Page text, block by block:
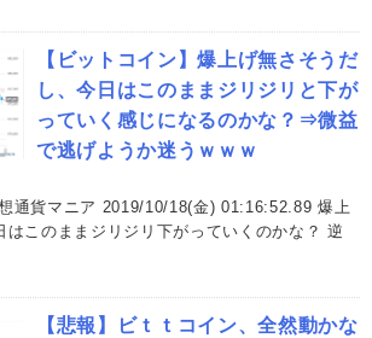
【ビットコイン】爆上げ無さそうだ
し、今日はこのままジリジリと下が
っていく感じになるのかな？⇒微益
で逃げようか迷うｗｗｗ
通貨マニア 2019/10/18(金) 01:16:52.89 爆上
はこのままジリジリ下がっていくのかな？ 逆
【悲報】ビｔｔコイン、全然動かな